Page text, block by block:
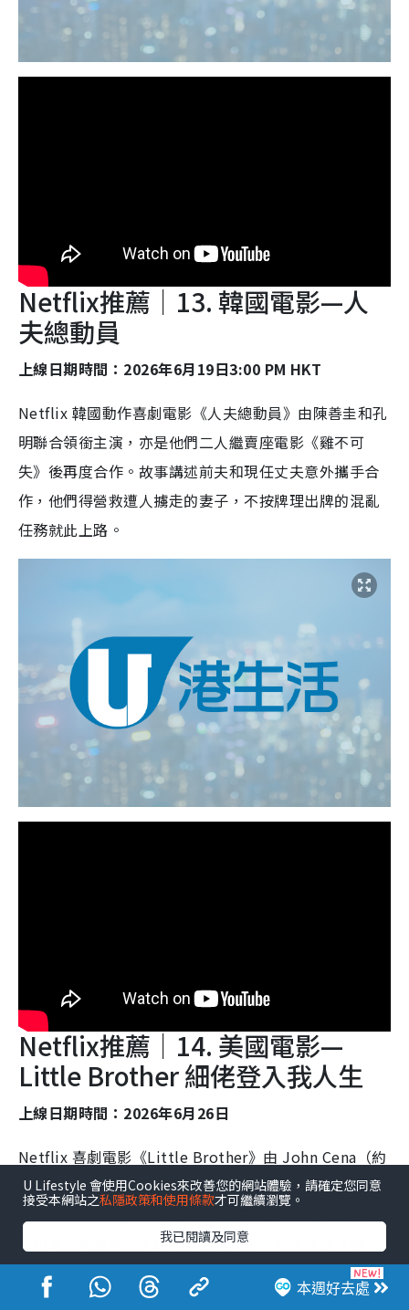
Netflix推薦｜13. 韓國電影—人
夫總動員
上線日期時間：2026年6月19日3:00 PM HKT
Netflix 韓國動作喜劇電影《人夫總動員》由陳善圭和孔
明聯合領銜主演，亦是他們二人繼賣座電影《雞不可
失》後再度合作。故事講述前夫和現任丈夫意外攜手合
作，他們得營救遭人擄走的妻子，不按牌理出牌的混亂
任務就此上路。
Netflix推薦｜14. 美國電影—
Little Brother 細佬登入我人生
上線日期時間：2026年6月26日
Netflix 喜劇電影《Little Brother》由 John Cena（約
翰希南）和 Eric André（艾瑞克·安德烈）聯合主演，
位知名房地產經紀人精心打造的人生，在古怪的「弟
弟」意外現身之後開始徹底失序。
本週好去處
U Lifestyle 會使用Cookies來改善您的網站體驗，請確定您同意
接受本網站之私隱政策和使用條款才可繼續瀏覽。
我已閱讀及同意